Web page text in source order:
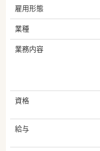
雇用形態
業種
業務内容
資格
給与